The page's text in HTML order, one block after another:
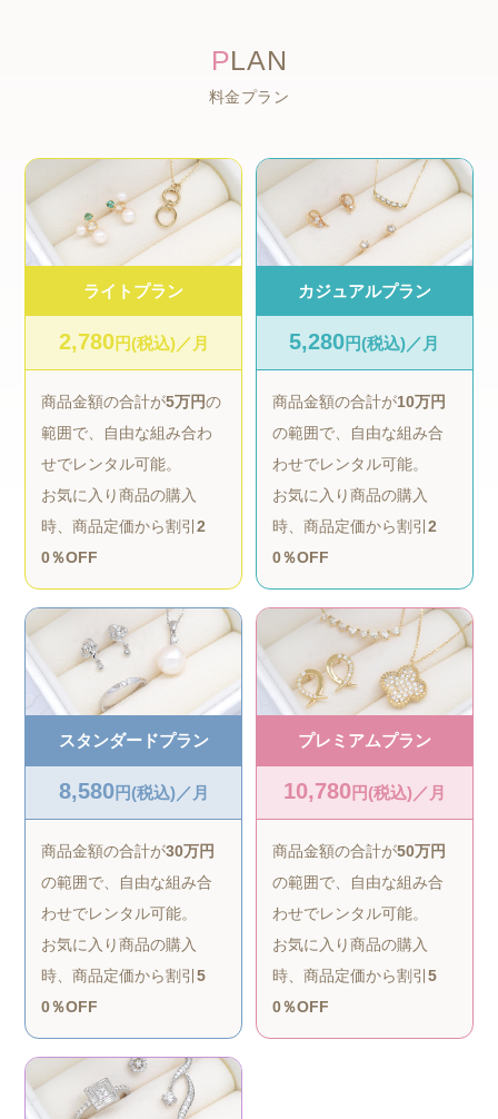
PLAN
料金プラン
ライトプラン
2,780円(税込)／月
商品金額の合計が5万円の
範囲で、自由な組み合わ
せでレンタル可能。
お気に入り商品の購入
時、商品定価から割引2
0％OFF
カジュアルプラン
5,280円(税込)／月
商品金額の合計が10万円
の範囲で、自由な組み合
わせでレンタル可能。
お気に入り商品の購入
時、商品定価から割引2
0％OFF
スタンダードプラン
8,580円(税込)／月
商品金額の合計が30万円
の範囲で、自由な組み合
わせでレンタル可能。
お気に入り商品の購入
時、商品定価から割引5
0％OFF
プレミアムプラン
10,780円(税込)／月
商品金額の合計が50万円
の範囲で、自由な組み合
わせでレンタル可能。
お気に入り商品の購入
時、商品定価から割引5
0％OFF